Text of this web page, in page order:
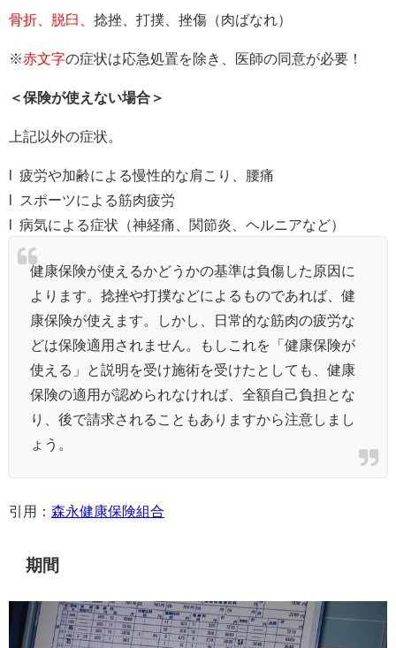
骨折、脱臼、 捻挫、打撲、挫傷（肉ばなれ）
※赤文字の症状は応急処置を除き、医師の同意が必要！
＜保険が使えない場合＞
上記以外の症状。
l 疲労や加齢による慢性的な肩こり、腰痛
l スポーツによる筋肉疲労
l 病気による症状（神経痛、関節炎、ヘルニアなど）
健康保険が使えるかどうかの基準は負傷した原因に
よります。捻挫や打撲などによるものであれば、健
康保険が使えます。しかし、日常的な筋肉の疲労な
どは保険適用されません。もしこれを「健康保険が
使える」と説明を受け施術を受けたとしても、健康
保険の適用が認められなければ、全額自己負担とな
り、後で請求されることもありますから注意しまし
ょう。
引用： 森永健康保険組合
期間